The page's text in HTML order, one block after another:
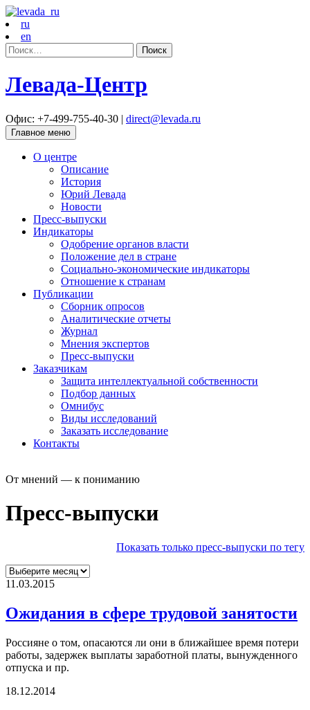
ru
en
Найти:
Левада-Центр
Офис: +7-499-755-40-30 | direct@levada.ru
Главное меню
О центре
Описание
История
Юрий Левада
Новости
Пресс-выпуски
Индикаторы
Одобрение органов власти
Положение дел в стране
Социально-экономические индикаторы
Отношение к странам
Публикации
Сборник опросов
Аналитические отчеты
Журнал
Мнения экспертов
Пресс-выпуски
Заказчикам
Защита интеллектуальной собственности
Подбор данных
Омнибус
Виды исследований
Заказать исследование
Контакты
От мнений — к пониманию
Пресс-выпуски
Показать только пресс-выпуски по тегу
11.03.2015
Ожидания в сфере трудовой занятости
Россияне о том, опасаются ли они в ближайшее время потери
работы, задержек выплаты заработной платы, вынужденного
отпуска и пр.
18.12.2014